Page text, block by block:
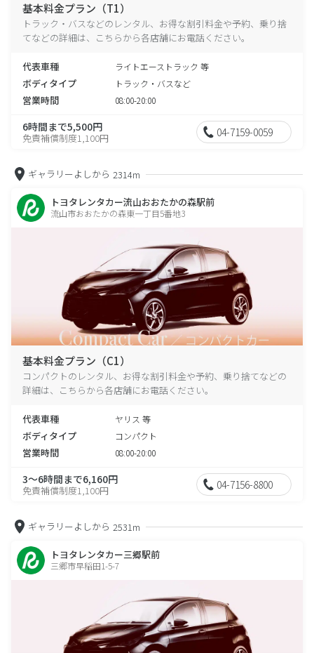
基本料金プラン（T1）
トラック・バスなどのレンタル、お得な割引料金や予約、乗り捨
てなどの詳細は、こちらから各店舗にお電話ください。
代表車種 ライトエーストラック 等
ボディタイプ トラック・バスなど
営業時間 08:00-20:00
6時間まで5,500円
免責補償制度1,100円 04-7159-0059
ギャラリーよしから 2314m
トヨタレンタカー流山おおたかの森駅前
流山市おおたかの森東一丁目5番地3
基本料金プラン（C1）
コンパクトのレンタル、お得な割引料金や予約、乗り捨てなどの
詳細は、こちらから各店舗にお電話ください。
代表車種 ヤリス 等
ボディタイプ コンパクト
営業時間 08:00-20:00
3～6時間まで6,160円
免責補償制度1,100円 04-7156-8800
ギャラリーよしから 2531m
トヨタレンタカー三郷駅前
三郷市早稲田1-5-7